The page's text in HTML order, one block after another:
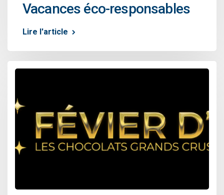
Vacances éco-responsables
Lire l'article